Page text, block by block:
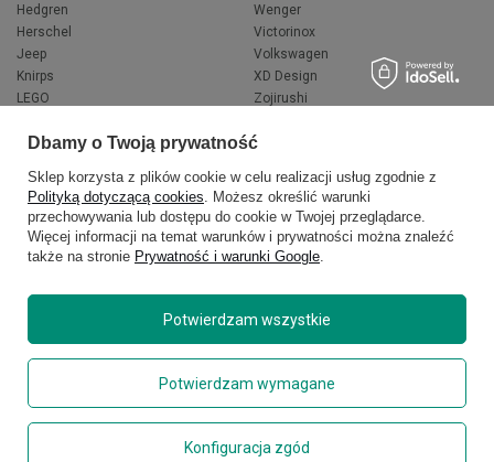
Hedgren
Herschel
Jeep
Knirps
LEGO
National Geographic
Wenger
Victorinox
Volkswagen
XD Design
Zojirushi
VANS
Copyright © 2026 delcaso.pl. Wszelkie prawa zastrzeżone.
Polityka prywatności
Zarządzaj plikami cookie
Regulamin
Dbamy o Twoją prywatność
Sklep korzysta z plików cookie w celu realizacji usług zgodnie z
Polityką dotyczącą cookies. Możesz określić warunki
przechowywania lub dostępu do cookie w Twojej przeglądarce.
Więcej informacji na temat warunków i prywatności można znaleźć
także na stronie Prywatność i warunki Google.
Potwierdzam wymagane
Konfiguracja zgód
Potwierdzam wszystkie